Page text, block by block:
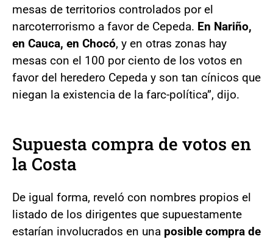
mesas de territorios controlados por el
narcoterrorismo a favor de Cepeda. En Nariño,
en Cauca, en Chocó, y en otras zonas hay
mesas con el 100 por ciento de los votos en
favor del heredero Cepeda y son tan cínicos que
niegan la existencia de la farc-política”, dijo.
Supuesta compra de votos en
la Costa
De igual forma, reveló con nombres propios el
listado de los dirigentes que supuestamente
estarían involucrados en una posible compra de